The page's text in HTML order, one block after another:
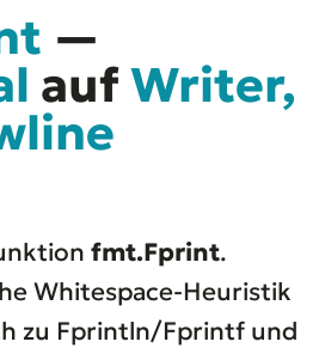
—
aufWriter,
fmt.Fprint.
Whitespace-Heuristik
zu Fprintln/Fprintf und